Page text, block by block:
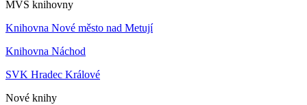
MVS knihovny
Knihovna Nové město nad Metují
Knihovna Náchod
SVK Hradec Králové
Nové knihy